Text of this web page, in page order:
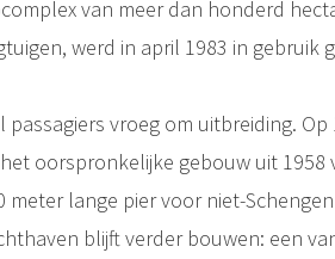
van meer dan honderd
werd in april 1983 in gebruik
vroeg om uitbreiding. Op
oorspronkelijke gebouw uit 1958
meter lange pier voor niet-
blijft verder bouwen: een